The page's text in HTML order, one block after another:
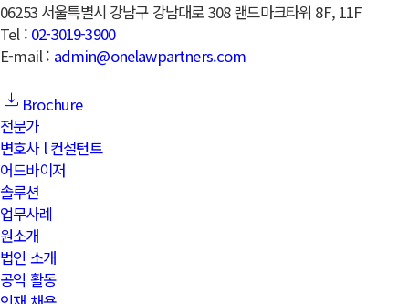
06253 서울특별시 강남구 강남대로 308 랜드마크타워 8F, 11F
Tel : 02-3019-3900
E-mail : admin@onelawpartners.com
Brochure
전문가
변호사 l 컨설턴트
어드바이저
솔루션
업무사례
원소개
법인 소개
공익 활동